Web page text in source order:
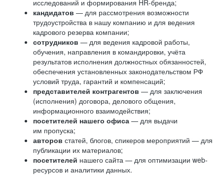
исследований и формирования HR-бренда;
кандидатов — для рассмотрения возможности
трудоустройства в нашу компанию и для ведения
кадрового резерва компании;
сотрудников — для ведения кадровой работы,
обучения, направления в командировки, учёта
результатов исполнения должностных обязанностей,
обеспечения установленных законодательством РФ
условий труда, гарантий и компенсаций;
представителей контрагентов — для заключения
(исполнения) договора, делового общения,
информационного взаимодействия;
посетителей нашего офиса — для выдачи
им пропуска;
авторов статей, блогов, спикеров мероприятий — для
публикации их материалов;
посетителей нашего сайта — для оптимизации web-
ресурсов и аналитики данных.